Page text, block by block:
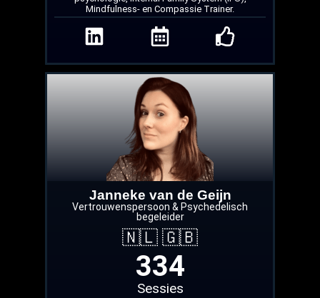
Mindfulness- en Compassie Trainer.
Janneke van de Geijn
Vertrouwenspersoon & Psychedelisch
begeleider
🇳🇱 🇬🇧
Sessies
334